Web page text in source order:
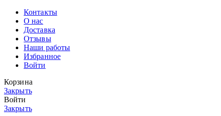
Контакты
О нас
Доставка
Отзывы
Наши работы
Избранное
Войти
Корзина
Закрыть
Войти
Закрыть